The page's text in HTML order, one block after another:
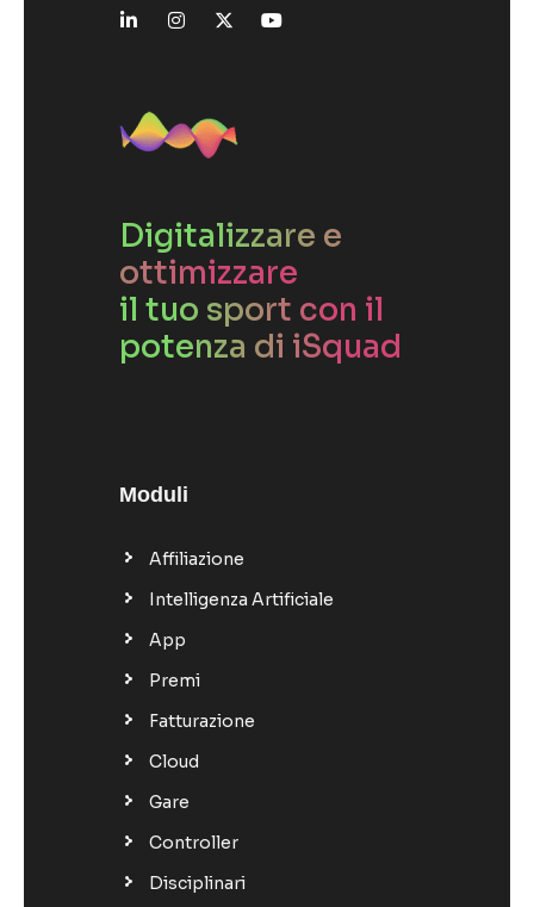
Digitalizzare e
ottimizzare
il tuo sport con il
potenza di iSquad
Moduli
Affiliazione
Intelligenza Artificiale
App
Premi
Fatturazione
Cloud
Gare
Controller
Disciplinari